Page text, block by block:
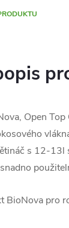
Open Top
s 12-13l
BioNova pro